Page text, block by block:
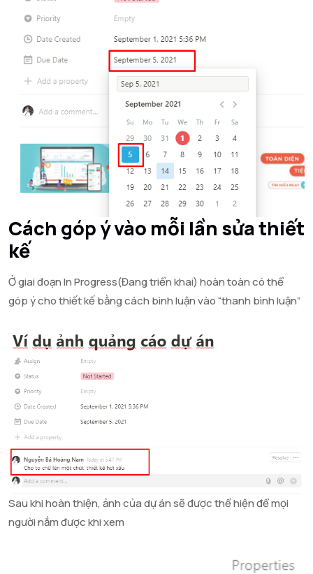
Cách góp ý vào mỗi lần sửa thiết
kế
Ở giai đoạn In Progress(Đang triển khai) hoàn toàn có thể
góp ý cho thiết kế bằng cách bình luận vào “thanh bình luận”
Sau khi hoàn thiện, ảnh của dự án sẽ được thể hiện để mọi
người nắm được khi xem